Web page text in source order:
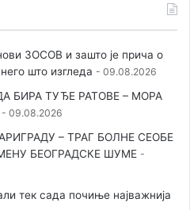
ЗОСОВ и зашто је прича о
што изгледа
09.08.2026
БИРА ТУЂЕ РАТОВЕ – МОРА
09.08.2026
– ТРАГ БОЛНЕ СЕОБЕ
БЕОГРАДСКЕ ШУМЕ
тек сада почиње најважнија